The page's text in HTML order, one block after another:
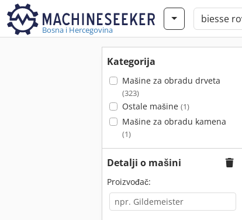
Bosna i Hercegovina
Kategorija
Mašine za obradu drveta
(323)
Ostale mašine (1)
Mašine za obradu kamena
(1)
Detalji o mašini
Proizvođač: